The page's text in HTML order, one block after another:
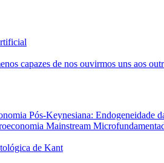
capazes de nos ouvirmos uns aos
Pós-Keynesiana: Endogeneidade
Mainstream
de Kant